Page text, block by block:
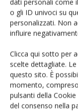
dati personali come
o gli ID univoci su
personalizzati. Non
influire
Clicca qui sotto per
scelte dettagliate.
questo sito. È
momento,
pulsanti della
del consenso nella
Il parto,
l'applicazione, con
falsi allarmi né
notare lo studio,
fase del parto. Un
dei vitelli
dalla rima vulvare. I
media 70 minuti